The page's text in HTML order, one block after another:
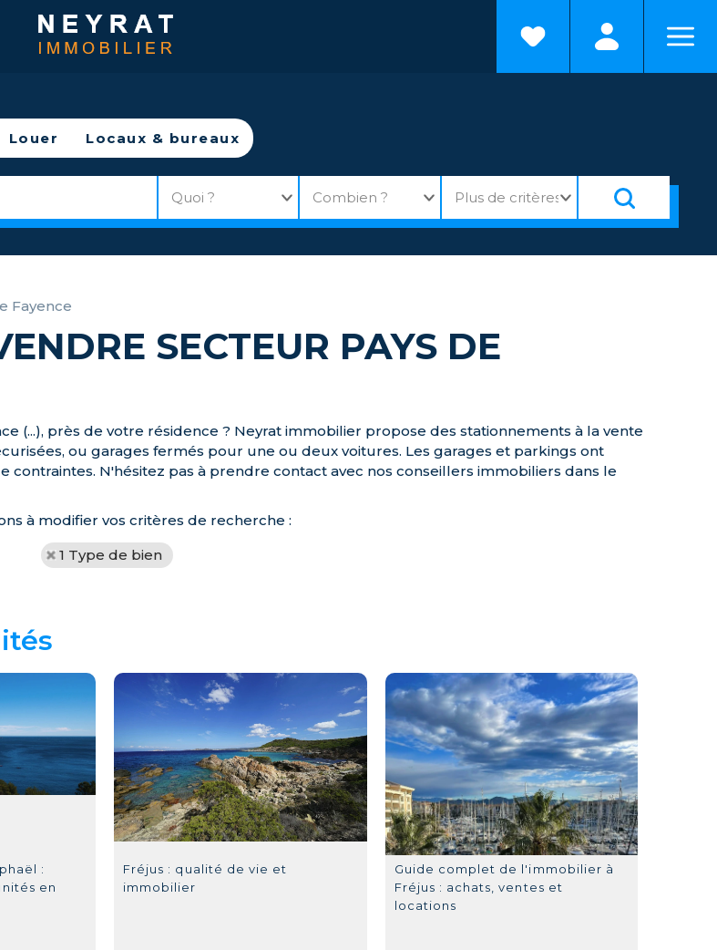
Louer Locaux & bureaux
Fayence
SECTEUR PAYS DE
(...), près de votre résidence ? Neyrat immobilier propose des stationnements à la vente
ou garages fermés pour une ou deux voitures. Les garages et parkings ont
N'hésitez pas à prendre contact avec nos conseillers immobiliers dans le
à modifier vos critères de recherche :
1 Type de bien
:
en
Fréjus : qualité de vie et
immobilier
Guide complet de l'immobilier à
Fréjus : achats, ventes et
locations